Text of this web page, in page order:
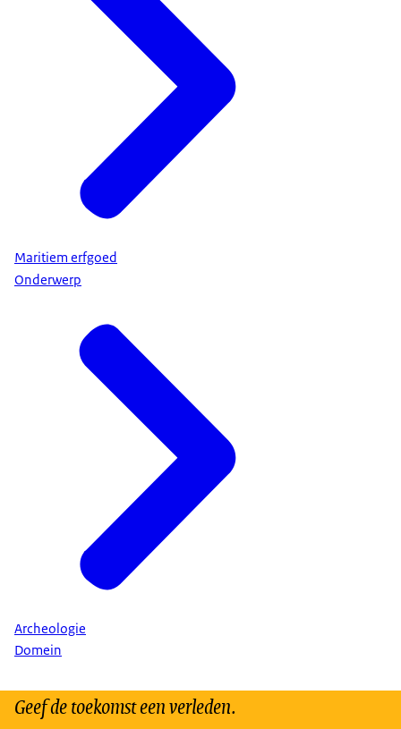
Maritiem erfgoed
Onderwerp
Archeologie
Domein
Geef de toekomst een verleden.